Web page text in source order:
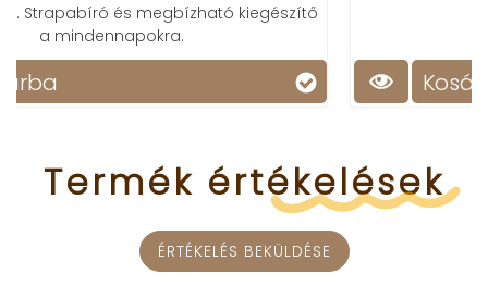
Termék értékelések
ÉRTÉKELÉS BEKÜLDÉSE